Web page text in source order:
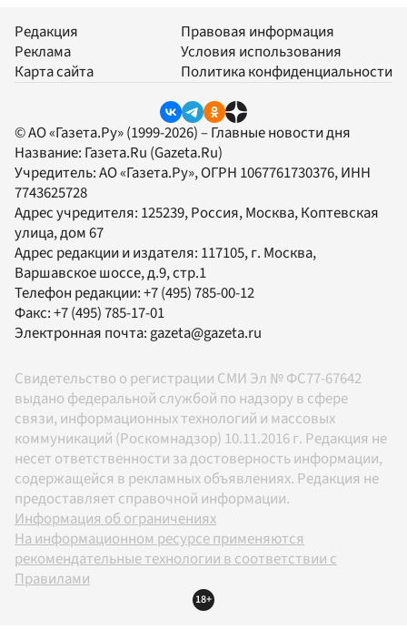
Редакция
Реклама
Карта сайта
Правовая информация
Условия использования
Политика конфиденциальности
© АО «Газета.Ру» (1999-2026) – Главные новости дня
Название: Газета.Ru (Gazeta.Ru)
Учредитель:АО «Газета.Ру», ОГРН 1067761730376, ИНН
7743625728
Адрес учредителя: 125239, Россия, Москва, Коптевская
улица, дом 67
Адрес редакции и издателя: 117105, г. Москва,
Варшавское шоссе, д.9, стр.1
Телефон редакции:+7 (495) 785-00-12
Факс:+7 (495) 785-17-01
Электронная почта: gazeta@gazeta.ru
Свидетельство о регистрации СМИ Эл № ФС77-67642
выдано федеральной службой по надзору в сфере
связи, информационных технологий и массовых
коммуникаций (Роскомнадзор) 10.11.2016 г. Редакция не
несет ответственности за достоверность информации,
содержащейся в рекламных объявлениях. Редакция не
предоставляет справочной информации.
Информация об ограничениях
На информационном ресурсе применяются
рекомендательные технологии в соответствии с
Правилами
18+